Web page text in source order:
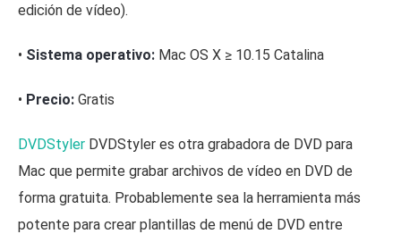
edición de vídeo).
• Sistema operativo: Mac OS X ≥ 10.15 Catalina
• Precio: Gratis
DVDStyler DVDStyler es otra grabadora de DVD para
Mac que permite grabar archivos de vídeo en DVD de
forma gratuita. Probablemente sea la herramienta más
potente para crear plantillas de menú de DVD entre